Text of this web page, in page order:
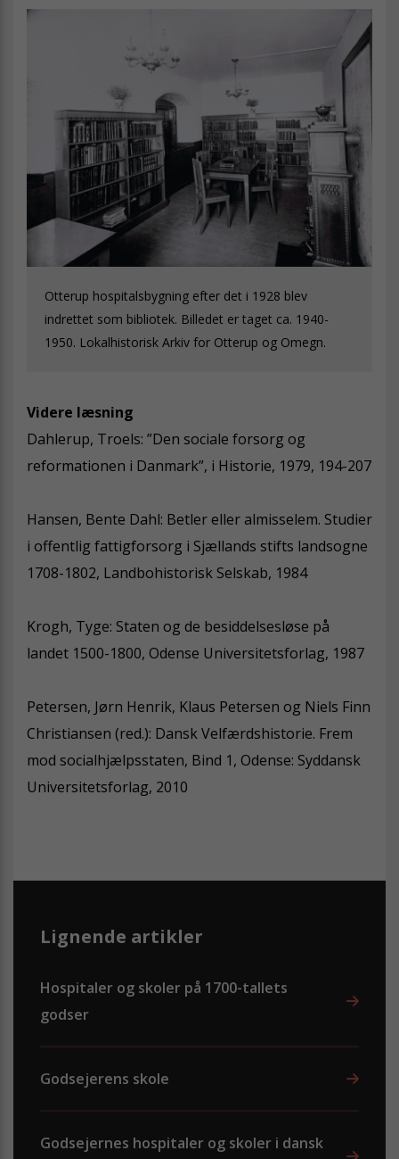
Otterup hospitalsbygning efter det i 1928 blev
indrettet som bibliotek. Billedet er taget ca. 1940-
1950. Lokalhistorisk Arkiv for Otterup og Omegn.
Videre læsning
Dahlerup, Troels: ”Den sociale forsorg og
reformationen i Danmark”, i Historie, 1979, 194-207
Hansen, Bente Dahl: Betler eller almisselem. Studier
i offentlig fattigforsorg i Sjællands stifts landsogne
1708-1802, Landbohistorisk Selskab, 1984
Krogh, Tyge: Staten og de besiddelsesløse på
landet 1500-1800, Odense Universitetsforlag, 1987
Petersen, Jørn Henrik, Klaus Petersen og Niels Finn
Christiansen (red.): Dansk Velfærdshistorie. Frem
mod socialhjælpsstaten, Bind 1, Odense: Syddansk
Universitetsforlag, 2010
Lignende artikler
Hospitaler og skoler på 1700-tallets
godser
Godsejerens skole
Godsejernes hospitaler og skoler i dansk